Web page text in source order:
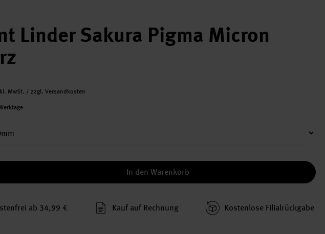
Linder Sakura Pigma Micron
MwSt. / zzgl. Versandkosten
In den Warenkorb
ab 34,99 € Kauf auf Rechnung Kosten­lose Filial­rückgabe